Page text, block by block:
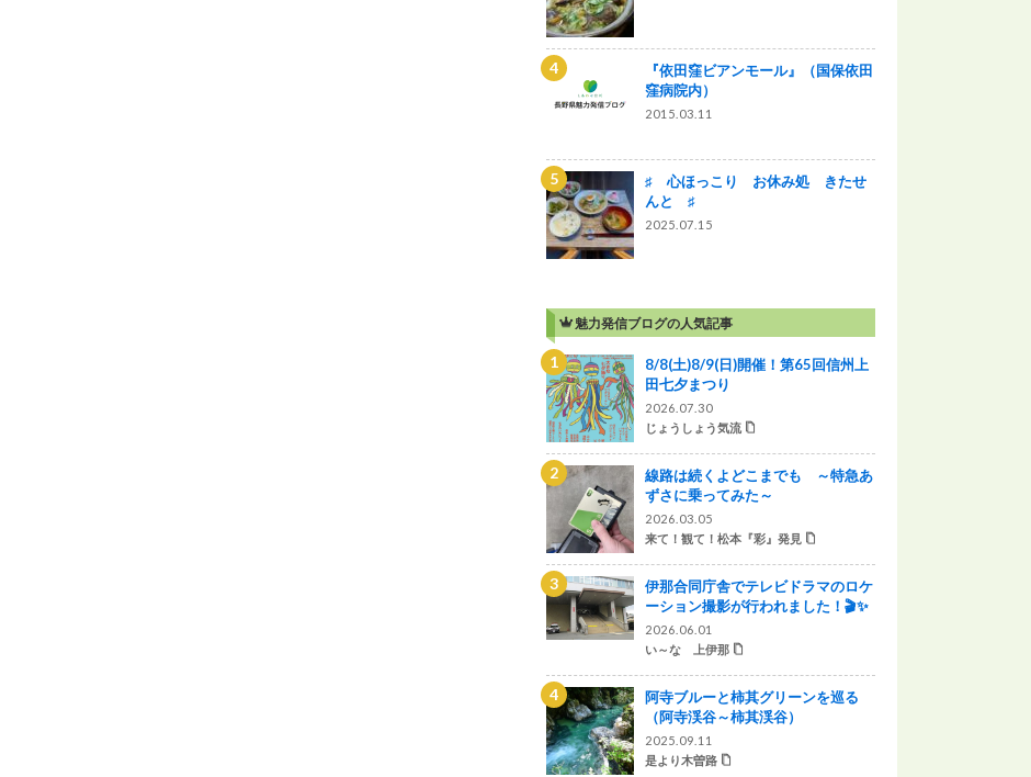
『依田窪ビアンモール』（国保依田
窪病院内）
2015.03.11
♯ 心ほっこり お休み処 きたせ
んと ♯
2025.07.15
魅力発信ブログの人気記事
8/8(土)8/9(日)開催！第65回信州上
田七夕まつり
2026.07.30
じょうしょう気流
線路は続くよどこまでも ～特急あ
ずさに乗ってみた～
2026.03.05
来て！観て！松本『彩』発見
伊那合同庁舎でテレビドラマのロケ
ーション撮影が行われました！🎬✨
2026.06.01
い～な 上伊那
阿寺ブルーと柿其グリーンを巡る
（阿寺渓谷～柿其渓谷）
2025.09.11
是より木曽路